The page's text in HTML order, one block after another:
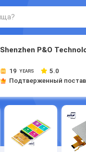
Shenzhen P&O
19 YEARS
5.0
Подтверженный